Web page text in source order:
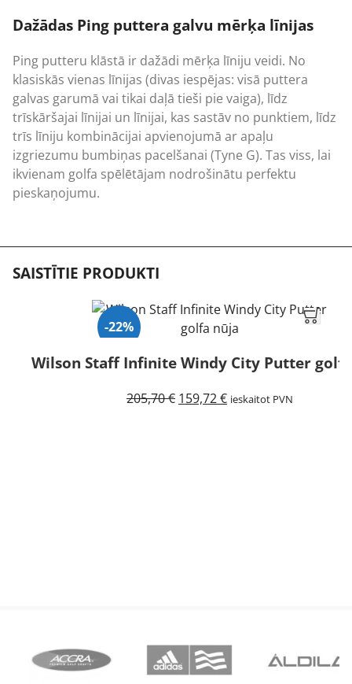
Dažādas Ping puttera galvu mērķa līnijas
Ping putteru klāstā ir dažādi mērķa līniju veidi. No
klasiskās vienas līnijas (divas iespējas: visā puttera
galvas garumā vai tikai daļā tieši pie vaiga), līdz
trīskāršajai līnijai un līnijai, kas sastāv no punktiem, līdz
trīs līniju kombinācijai apvienojumā ar apaļu
izgriezumu bumbiņas pacelšanai (Tyne G). Tas viss, lai
ikvienam golfa spēlētājam nodrošinātu perfektu
pieskaņojumu.
SAISTĪTIE PRODUKTI
-22%
Wilson Staff Infinite Windy City Putter
205,70€ Original
159,72€Current
ieskaitot PVN